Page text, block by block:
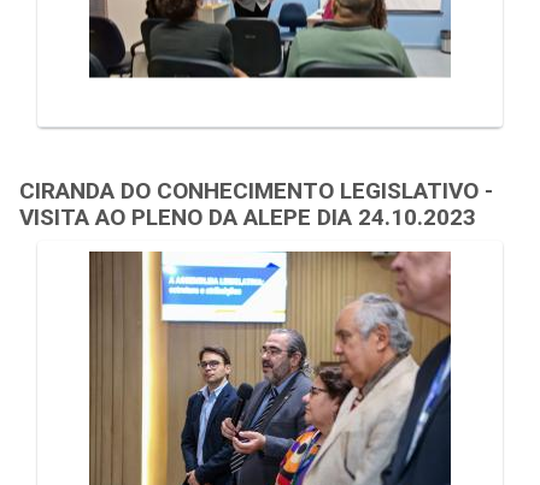
CIRANDA DO CONHECIMENTO LEGISLATIVO -
VISITA AO PLENO DA ALEPE DIA 24.10.2023
Galeria de Mídias